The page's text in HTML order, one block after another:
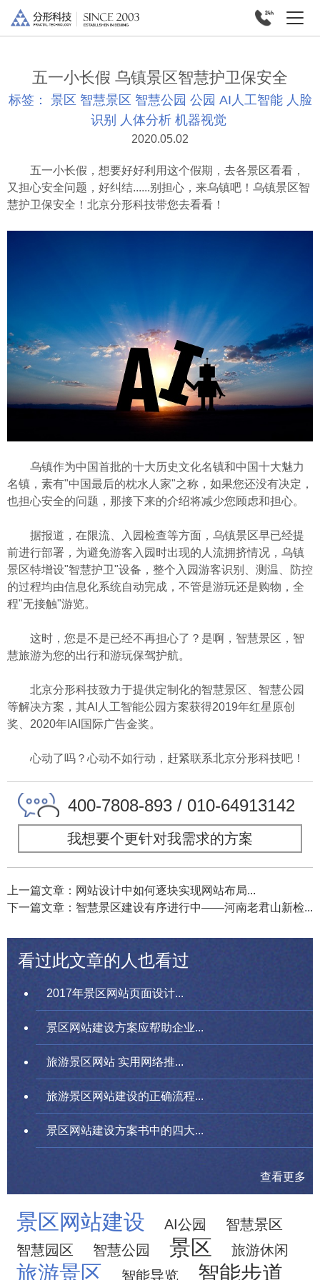
五一小长假 乌镇景区智慧护卫保安全
标签： 景区 智慧景区 智慧公园 公园 AI人工智能 人脸
识别 人体分析 机器视觉
2020.05.02
五一小长假，想要好好利用这个假期，去各景区看看，
又担心安全问题，好纠结......别担心，来乌镇吧！乌镇景区智
慧护卫保安全！北京分形科技带您去看看！
乌镇作为中国首批的十大历史文化名镇和中国十大魅力
名镇，素有"中国最后的枕水人家"之称，如果您还没有决定，
也担心安全的问题，那接下来的介绍将减少您顾虑和担心。
据报道，在限流、入园检查等方面，乌镇景区早已经提
前进行部署，为避免游客入园时出现的人流拥挤情况，乌镇
景区特增设"智慧护卫"设备，整个入园游客识别、测温、防控
的过程均由信息化系统自动完成，不管是游玩还是购物，全
程"无接触"游览。
这时，您是不是已经不再担心了？是啊，智慧景区，智
慧旅游为您的出行和游玩保驾护航。
北京分形科技致力于提供定制化的智慧景区、智慧公园
等解决方案，其AI人工智能公园方案获得2019年红星原创
奖、2020年IAI国际广告金奖。
心动了吗？心动不如行动，赶紧联系北京分形科技吧！
400-7808-893 / 010-64913142
我想要个更针对我需求的方案
上一篇文章：网站设计中如何逐块实现网站布局...
下一篇文章：智慧景区建设有序进行中——河南老君山新检...
看过此文章的人也看过
2017年景区网站页面设计...
景区网站建设方案应帮助企业...
旅游景区网站 实用网络推...
旅游景区网站建设的正确流程...
景区网站建设方案书中的四大...
查看更多
景区网站建设 AI公园
智慧景区
智慧园区
智慧公园 景区 旅游休闲
旅游景区 智能导览 智能步道